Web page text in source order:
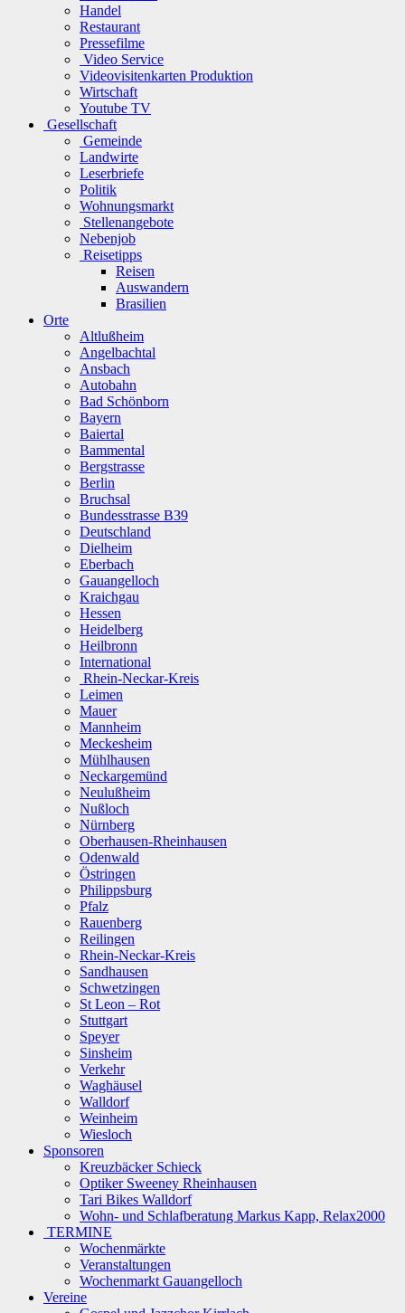
Handel
Restaurant
Pressefilme
Video Service
Videovisitenkarten Produktion
Wirtschaft
Youtube TV
Gesellschaft
Gemeinde
Landwirte
Leserbriefe
Politik
Wohnungsmarkt
Stellenangebote
Nebenjob
Reisetipps
Reisen
Auswandern
Brasilien
Orte
Altlußheim
Angelbachtal
Ansbach
Autobahn
Bad Schönborn
Bayern
Baiertal
Bammental
Bergstrasse
Berlin
Bruchsal
Bundesstrasse B39
Deutschland
Dielheim
Eberbach
Gauangelloch
Kraichgau
Hessen
Heidelberg
Heilbronn
International
Rhein-Neckar-Kreis
Leimen
Mauer
Mannheim
Meckesheim
Mühlhausen
Neckargemünd
Neulußheim
Nußloch
Nürnberg
Oberhausen-Rheinhausen
Odenwald
Östringen
Philippsburg
Pfalz
Rauenberg
Reilingen
Rhein-Neckar-Kreis
Sandhausen
Schwetzingen
St Leon – Rot
Stuttgart
Speyer
Sinsheim
Verkehr
Waghäusel
Walldorf
Weinheim
Wiesloch
Sponsoren
Kreuzbäcker Schieck
Optiker Sweeney Rheinhausen
Tari Bikes Walldorf
Wohn- und Schlafberatung Markus Kapp, Relax2000
TERMINE
Wochenmärkte
Veranstaltungen
Wochenmarkt Gauangelloch
Vereine